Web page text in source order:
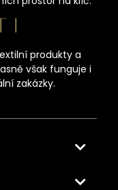
produkty a
však funguje i
zakázky.